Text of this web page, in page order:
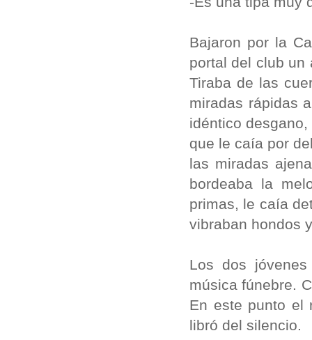
Bajaron por la
portal del club un
Tiraba de las
miradas rápidas
idéntico
que le caía por
las miradas
bordeaba la
primas, le caía
vibraban hondos
Los dos
música fúnebre.
En este punto el
libró del silencio.